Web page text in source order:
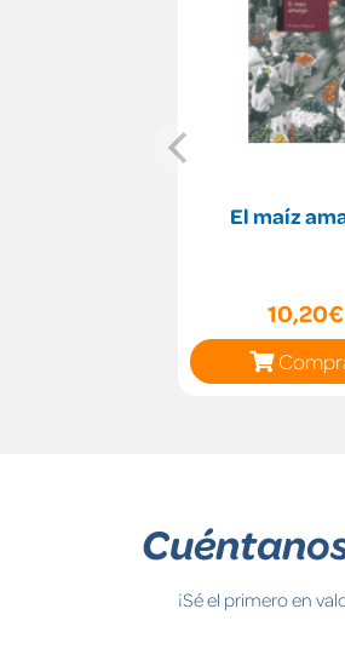
El maíz
10,20€
¡Sé el primero en